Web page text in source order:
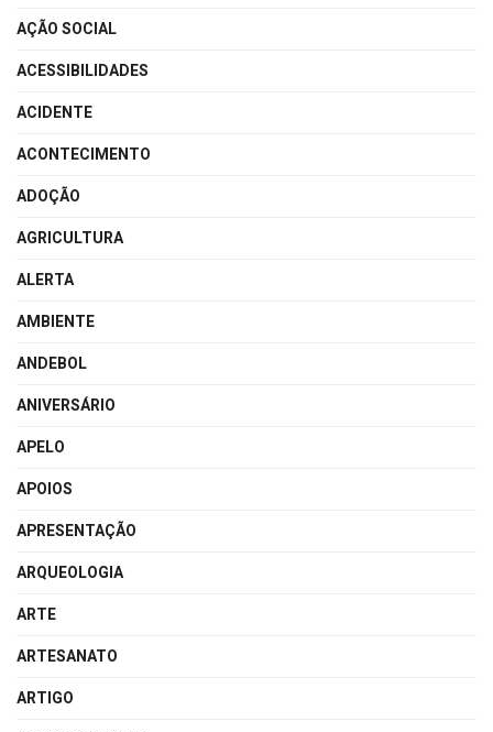
AÇÃO SOCIAL
ACESSIBILIDADES
ACIDENTE
ACONTECIMENTO
ADOÇÃO
AGRICULTURA
ALERTA
AMBIENTE
ANDEBOL
ANIVERSÁRIO
APELO
APOIOS
APRESENTAÇÃO
ARQUEOLOGIA
ARTE
ARTESANATO
ARTIGO